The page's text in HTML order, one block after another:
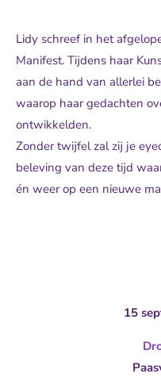
Lidy schreef in het
Manifest. Tijdens haar
aan de hand van allerlei
waarop haar gedachten
ontwikkelden.
Zonder twijfel zal zij je
beleving van deze tijd
én weer op een nieuwe
15